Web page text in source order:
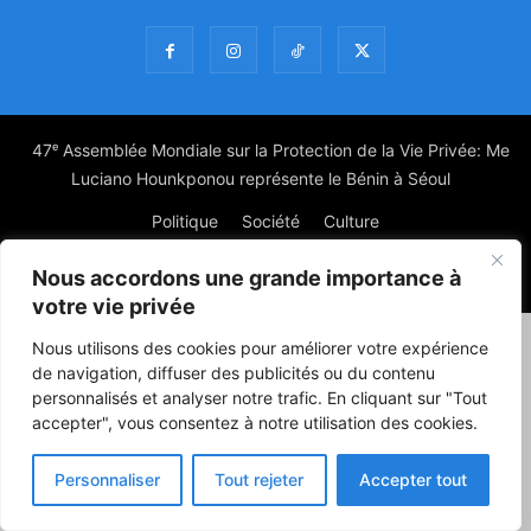
Nous accordons une grande importance à
votre vie privée
Nous utilisons des cookies pour améliorer votre expérience
de navigation, diffuser des publicités ou du contenu
personnalisés et analyser notre trafic. En cliquant sur "Tout
accepter", vous consentez à notre utilisation des cookies.
Personnaliser Tout rejeter Accepter tout
47ᵉ Assemblée Mondiale sur la Protection de la Vie Privée: Me
Luciano Hounkponou représente le Bénin à Séoul
Politique Société Culture
© Powered by digitXplus Francophone